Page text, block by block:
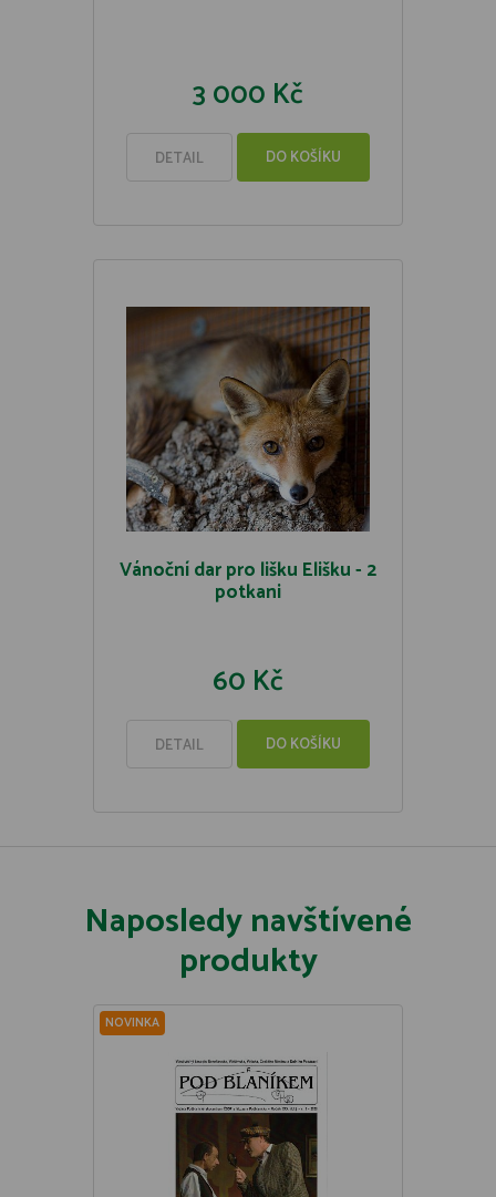
3 000 Kč
DETAIL DO KOŠÍKU
Vánoční dar pro lišku Elišku - 2
potkani
60 Kč
DETAIL DO KOŠÍKU
Naposledy navštívené
produkty
NOVINKA